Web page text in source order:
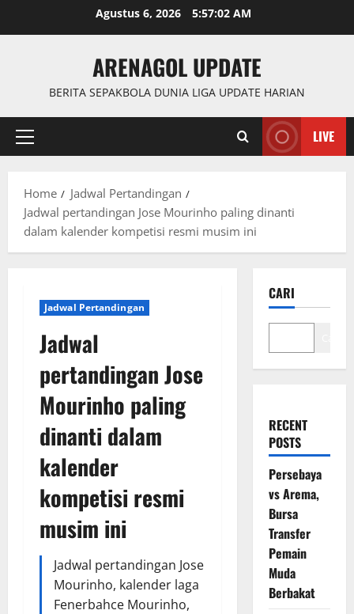
Agustus 6, 2026 5:57:03 AM
ARENAGOL UPDATE
BERITA SEPAKBOLA DUNIA LIGA UPDATE HARIAN
Primary
LIVE
Home
Jadwal Pertandingan
Jadwal pertandingan Jose Mourinho paling dinanti
dalam kalender kompetisi resmi musim ini
Jadwal Pertandingan
Jadwal
pertandingan Jose
Mourinho paling
dinanti dalam
kalender
kompetisi resmi
musim ini
Jadwal pertandingan Jose
Mourinho, kalender laga
Fenerbahce Mourinho,
CARI
RECENT
POSTS
Persebaya
vs Arema,
Bursa
Transfer
Pemain
Muda
Berbakat